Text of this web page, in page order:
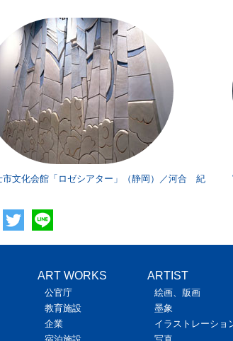
市文化会館「ロゼシアター」（静岡）／河合 紀
ART WORKS
公官庁
教育施設
企業
ARTIST
絵画、版画
墨象
イラストレーショ